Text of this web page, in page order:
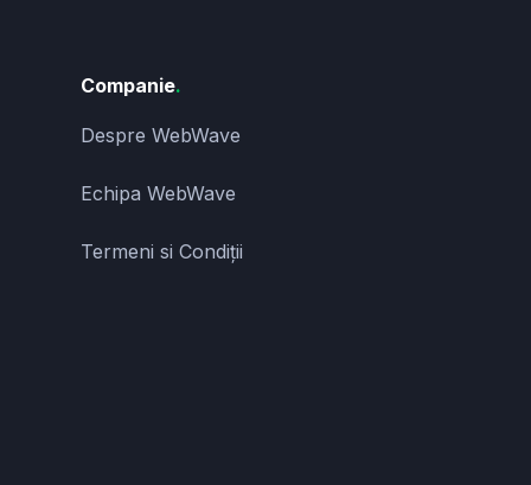
Despre WebWave
Echipa WebWave
Termeni si Condiții
Companie.